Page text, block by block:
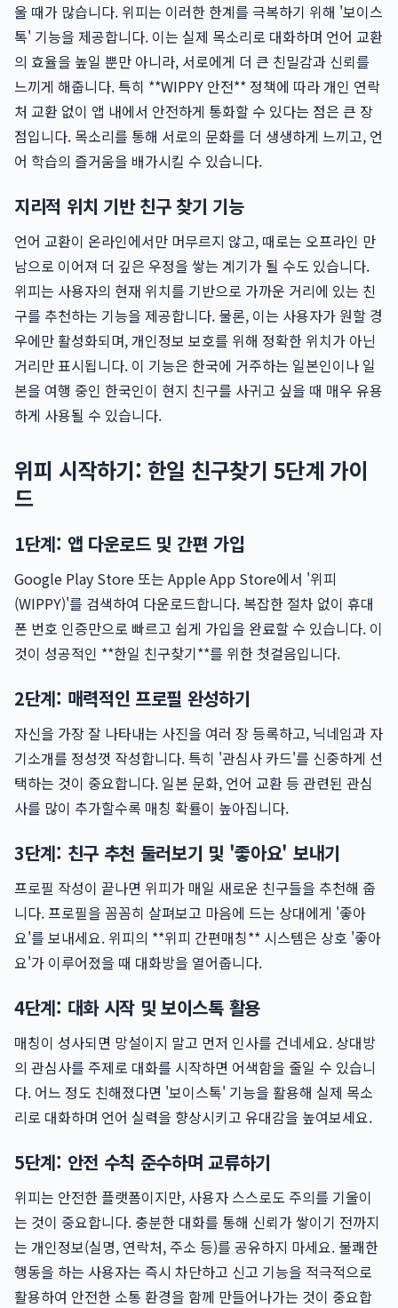
울 때가 많습니다. 위피는 이러한 한계를 극복하기 위해 '보이스
톡' 기능을 제공합니다. 이는 실제 목소리로 대화하며 언어 교환
의 효율을 높일 뿐만 아니라, 서로에게 더 큰 친밀감과 신뢰를
느끼게 해줍니다. 특히 **WIPPY 안전** 정책에 따라 개인 연락
처 교환 없이 앱 내에서 안전하게 통화할 수 있다는 점은 큰 장
점입니다. 목소리를 통해 서로의 문화를 더 생생하게 느끼고, 언
어 학습의 즐거움을 배가시킬 수 있습니다.
지리적 위치 기반 친구 찾기 기능
언어 교환이 온라인에서만 머무르지 않고, 때로는 오프라인 만
남으로 이어져 더 깊은 우정을 쌓는 계기가 될 수도 있습니다.
위피는 사용자의 현재 위치를 기반으로 가까운 거리에 있는 친
구를 추천하는 기능을 제공합니다. 물론, 이는 사용자가 원할 경
우에만 활성화되며, 개인정보 보호를 위해 정확한 위치가 아닌
거리만 표시됩니다. 이 기능은 한국에 거주하는 일본인이나 일
본을 여행 중인 한국인이 현지 친구를 사귀고 싶을 때 매우 유용
하게 사용될 수 있습니다.
위피 시작하기: 한일 친구찾기 5단계 가이
드
1단계: 앱 다운로드 및 간편 가입
Google Play Store 또는 Apple App Store에서 '위피
(WIPPY)'를 검색하여 다운로드합니다. 복잡한 절차 없이 휴대
폰 번호 인증만으로 빠르고 쉽게 가입을 완료할 수 있습니다. 이
것이 성공적인 **한일 친구찾기**를 위한 첫걸음입니다.
2단계: 매력적인 프로필 완성하기
자신을 가장 잘 나타내는 사진을 여러 장 등록하고, 닉네임과 자
기소개를 정성껏 작성합니다. 특히 '관심사 카드'를 신중하게 선
택하는 것이 중요합니다. 일본 문화, 언어 교환 등 관련된 관심
사를 많이 추가할수록 매칭 확률이 높아집니다.
3단계: 친구 추천 둘러보기 및 '좋아요' 보내기
프로필 작성이 끝나면 위피가 매일 새로운 친구들을 추천해 줍
니다. 프로필을 꼼꼼히 살펴보고 마음에 드는 상대에게 '좋아
요'를 보내세요. 위피의 **위피 간편매칭** 시스템은 상호 '좋아
요'가 이루어졌을 때 대화방을 열어줍니다.
4단계: 대화 시작 및 보이스톡 활용
매칭이 성사되면 망설이지 말고 먼저 인사를 건네세요. 상대방
의 관심사를 주제로 대화를 시작하면 어색함을 줄일 수 있습니
다. 어느 정도 친해졌다면 '보이스톡' 기능을 활용해 실제 목소
리로 대화하며 언어 실력을 향상시키고 유대감을 높여보세요.
5단계: 안전 수칙 준수하며 교류하기
위피는 안전한 플랫폼이지만, 사용자 스스로도 주의를 기울이
는 것이 중요합니다. 충분한 대화를 통해 신뢰가 쌓이기 전까지
는 개인정보(실명, 연락처, 주소 등)를 공유하지 마세요. 불쾌한
행동을 하는 사용자는 즉시 차단하고 신고 기능을 적극적으로
활용하여 안전한 소통 환경을 함께 만들어나가는 것이 중요합